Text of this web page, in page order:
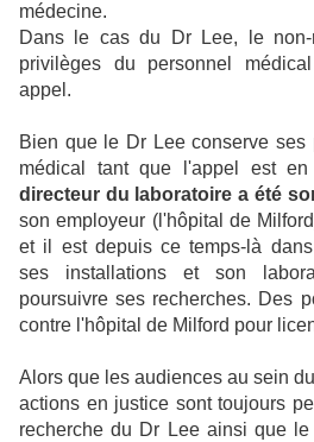
médecine.
Dans le cas du Dr Lee, le non-
privilèges du personnel
appel.
Bien que le Dr Lee conserve ses
médical tant que l'appel est en
directeur du laboratoire a été
son employeur (l'hôpital de
et il est depuis ce temps-là
ses installations et son
poursuivre ses recherches. Des
contre l'hôpital de Milford pour
Alors que les audiences au sein
actions en justice sont toujours
recherche du Dr Lee ainsi que